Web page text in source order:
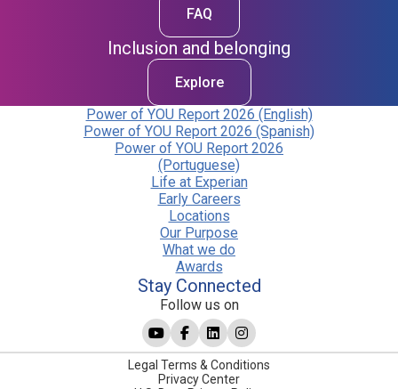
FAQ
Inclusion and belonging
Explore
Power of YOU Report 2026 (English)
Power of YOU Report 2026 (Spanish)
Power of YOU Report 2026
(Portuguese)
Life at Experian
Early Careers
Locations
Our Purpose
What we do
Awards
Stay Connected
Follow us on
Legal Terms & Conditions
Privacy Center